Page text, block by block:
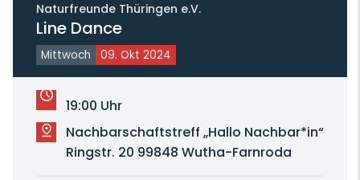
Naturfreunde Thüringen e.V.
Line Dance
Mittwoch 09. Okt 2024
19:00 Uhr
Nachbarschaftstreff „Hallo Nachbar*in“
Ringstr. 20 99848 Wutha-Farnroda